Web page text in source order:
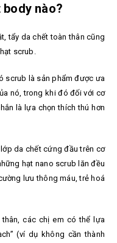
nào?
tẩy da chết toàn thân cũng
scrub.
scrub là sản phẩm được ưa
nó, trong khi đó đối với cơ
là lựa chọn thích thú hơn
da chết cứng đầu trên cơ
hạt nano scrub lăn đều
lưu thông máu, trẻ hoá
các chị em có thể lựa
(ví dụ không cần thành